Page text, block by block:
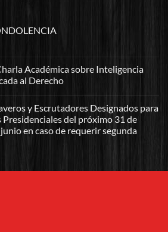
Académica sobre Inteligencia
al Derecho
y Escrutadores Designados para
Presidenciales del próximo 31 de
en caso de requerir segunda